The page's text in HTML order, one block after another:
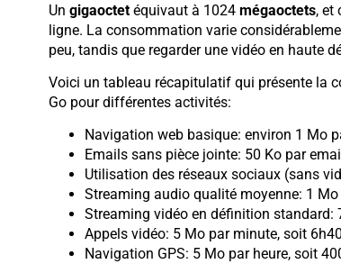
Un gigaoctetéquivaut à 1024 mégaoctets, et
ligne. La consommation varie
peu, tandis que regarder une vidéo en haute
Voici un tableau récapitulatif qui présente la
Go pour différentes activités:
Navigation web basique: environ 1 Mo
Emails sans pièce jointe: 50 Ko par
Utilisation des réseaux sociaux (sans
Streaming audio qualité moyenne: 1
Streaming vidéo en définition standard:
Appels vidéo: 5 Mo par minute, soit
Navigation GPS: 5 Mo par heure, soit